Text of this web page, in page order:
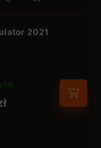
2021